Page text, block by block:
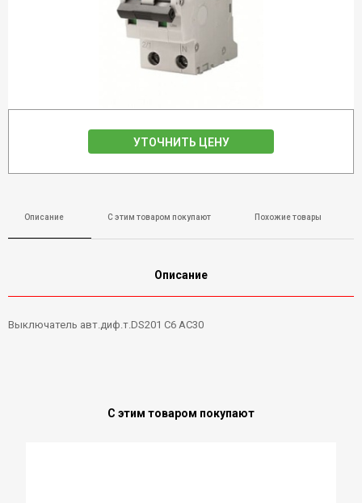
УТОЧНИТЬ ЦЕНУ
Описание С этим товаром покупают Похожие товары
Описание
Выключатель авт.диф.т.DS201 C6 АС30
С этим товаром покупают